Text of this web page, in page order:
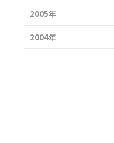
2005年
2004年